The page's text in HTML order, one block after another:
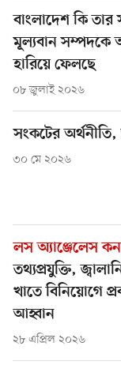
বাংলাদেশ কি তার
মূল্যবান সম্পদকে
হারিয়ে ফেলছে
০৮ জুলাই ২০২৬
সংকটের
৩০ মে ২০২৬
লস অ্যাঞ্জেলেস
তথ্যপ্রযুক্তি,
খাতে বিনিয়োগে
আহ্বান
২৮ এপ্রিল ২০২৬